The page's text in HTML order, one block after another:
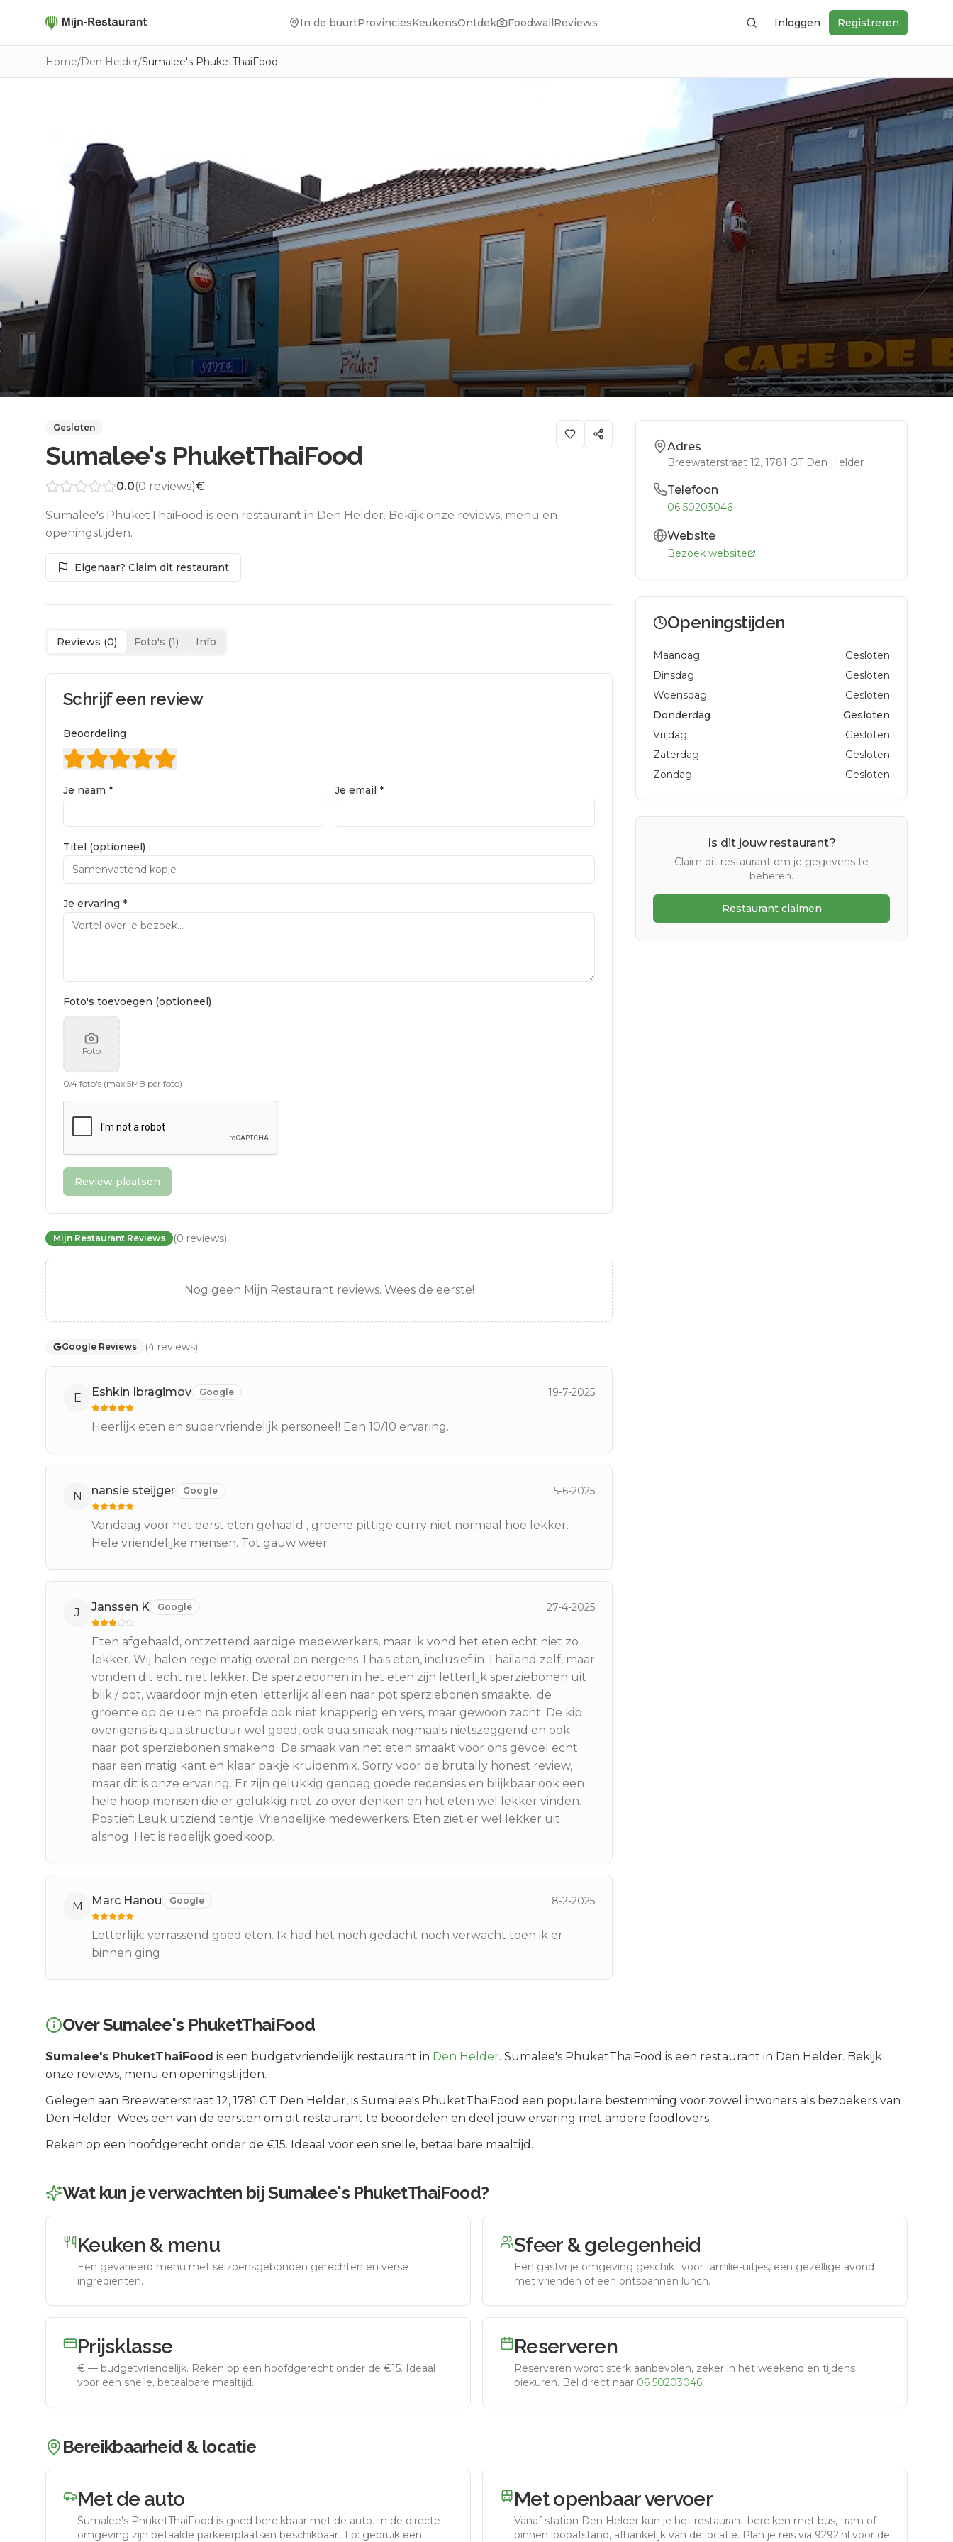
In de buurtProvinciesKeukensOntdek FoodwallReviews ZoekenInloggen Registreren
Home/Den Helder/Sumalee's PhuketThaiFood
Gesloten
Sumalee's PhuketThaiFood
0.0(0 reviews)€
Sumalee's PhuketThaiFood is een restaurant in Den Helder. Bekijk onze reviews, menu en
openingstijden.
Eigenaar? Claim dit restaurant
Reviews (0) Foto's (1) Info
Schrijf een review
Beoordeling
Je naam * Je email *
Titel (optioneel)
Je ervaring *
Foto's toevoegen (optioneel)
Foto
0/4 foto's (max 5MB per foto)
Review plaatsen
Mijn Restaurant Reviews (0 reviews)
Nog geen Mijn Restaurant reviews. Wees de eerste!
Google Reviews (4 reviews)
E Eshkin Ibragimov Google 19-7-2025
Heerlijk eten en supervriendelijk personeel! Een 10/10 ervaring.
N nansie steijger Google 5-6-2025
Vandaag voor het eerst eten gehaald , groene pittige curry niet normaal hoe lekker.
Hele vriendelijke mensen. Tot gauw weer
J Janssen K Google 27-4-2025
Eten afgehaald, ontzettend aardige medewerkers, maar ik vond het eten echt niet zo
lekker. Wij halen regelmatig overal en nergens Thais eten, inclusief in Thailand zelf, maar
vonden dit echt niet lekker. De sperziebonen in het eten zijn letterlijk sperziebonen uit
blik / pot, waardoor mijn eten letterlijk alleen naar pot sperziebonen smaakte.. de
groente op de uien na proefde ook niet knapperig en vers, maar gewoon zacht. De kip
overigens is qua structuur wel goed, ook qua smaak nogmaals nietszeggend en ook
naar pot sperziebonen smakend. De smaak van het eten smaakt voor ons gevoel echt
naar een matig kant en klaar pakje kruidenmix. Sorry voor de brutally honest review,
maar dit is onze ervaring. Er zijn gelukkig genoeg goede recensies en blijkbaar ook een
hele hoop mensen die er gelukkig niet zo over denken en het eten wel lekker vinden.
Positief: Leuk uitziend tentje. Vriendelijke medewerkers. Eten ziet er wel lekker uit
alsnog. Het is redelijk goedkoop.
M Marc Hanou Google 8-2-2025
Letterlijk: verrassend goed eten. Ik had het noch gedacht noch verwacht toen ik er
binnen ging
Adres
Breewaterstraat 12, 1781 GTDen Helder
Telefoon
06 50203046
Website
Bezoek website
Openingstijden
Maandag
Gesloten
Dinsdag
Gesloten
Woensdag
Gesloten
Donderdag
Gesloten
Vrijdag
Gesloten
Zaterdag
Gesloten
Zondag
Gesloten
Is dit jouw restaurant?
Claim dit restaurant om je gegevens te
beheren.
Restaurant claimen
OverSumalee's PhuketThaiFood
Sumalee's PhuketThaiFood is een budgetvriendelijk restaurant in Den Helder. Sumalee's PhuketThaiFood is een restaurant in Den Helder. Bekijk
onze reviews, menu en openingstijden.
Gelegen aan Breewaterstraat 12, 1781 GT Den Helder, is Sumalee's PhuketThaiFood een populaire bestemming voor zowel inwoners als bezoekers van
Den Helder. Wees een van de eersten om dit restaurant te beoordelen en deel jouw ervaring met andere foodlovers.
Reken op een hoofdgerecht onder de €15. Ideaal voor een snelle, betaalbare maaltijd.
Wat kun je verwachten bijSumalee's PhuketThaiFood?
Keuken & menu
Een gevarieerd menu met seizoensgebonden gerechten en verse
ingrediënten.
Sfeer & gelegenheid
Een gastvrije omgeving geschikt voor familie-uitjes, een gezellige avond
met vrienden of een ontspannen lunch.
Prijsklasse
€ — budgetvriendelijk. Reken op een hoofdgerecht onder de €15. Ideaal
voor een snelle, betaalbare maaltijd.
Reserveren
Reserveren wordt sterk aanbevolen, zeker in het weekend en tijdens
piekuren. Bel direct naar 06 50203046.
Bereikbaarheid & locatie
Met de auto
Sumalee's PhuketThaiFood is goed bereikbaar met de auto. In de directe
omgeving zijn betaalde parkeerplaatsen beschikbaar. Tip: gebruik een
Met openbaar vervoer
Vanaf station Den Helder kun je het restaurant bereiken met bus, tram of
binnen loopafstand, afhankelijk van de locatie. Plan je reis via 9292.nl voor de